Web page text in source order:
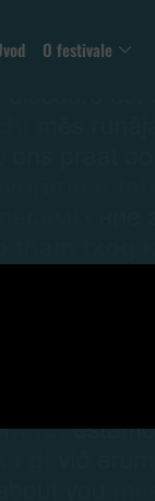
O festivale